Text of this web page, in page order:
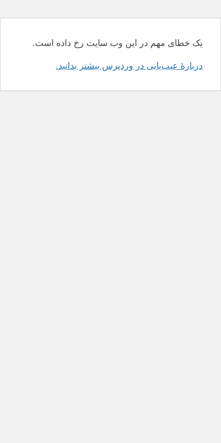
یک خطای مهم در این وب سایت رخ داده است.
دربارهٔ عیب‌یابی در وردپرس بیشتر بدانید.